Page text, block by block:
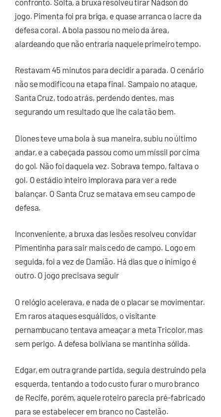
jogo. Pimenta foi pra briga, e quase arranca o lacre da
defesa coral. A bola passou no meio da área,
alardeando que não entraria naquele primeiro tempo.
Restavam 45 minutos para decidir a parada. O cenário
não se modificou na etapa final. Sampaio no ataque,
Santa Cruz, todo atrás, perdendo dentes, mas
segurando um resultado que lhe caia tão bem.
Diones teve uma bola à sua maneira, subiu no último
andar, e a cabeçada passou como um míssil por cima
do gol. Não foi daquela vez. Sobrava tempo, faltava o
gol. O estádio inteiro implorava para ver a rede
balançar. O Santa Cruz se matava em seu campo de
defesa.
Inconveniente, a bruxa das lesões resolveu convidar
Pimentinha para sair mais cedo de campo. Logo em
seguida, foi a vez de Damião. Há dias que o inimigo é
outro. O jogo precisava seguir
O relógio acelerava, e nada de o placar se movimentar.
Em raros ataques esquálidos, o visitante
pernambucano tentava ameaçar a meta Tricolor, mas
sem perigo. A defesa boliviana se mantinha sólida.
Edgar, em outra grande partida, seguia destruindo pela
esquerda, tentando a todo custo furar o muro branco
de Recife, porém, aquele roteiro parecia pré-fabricado
para se estabelecer em branco no Castelão.